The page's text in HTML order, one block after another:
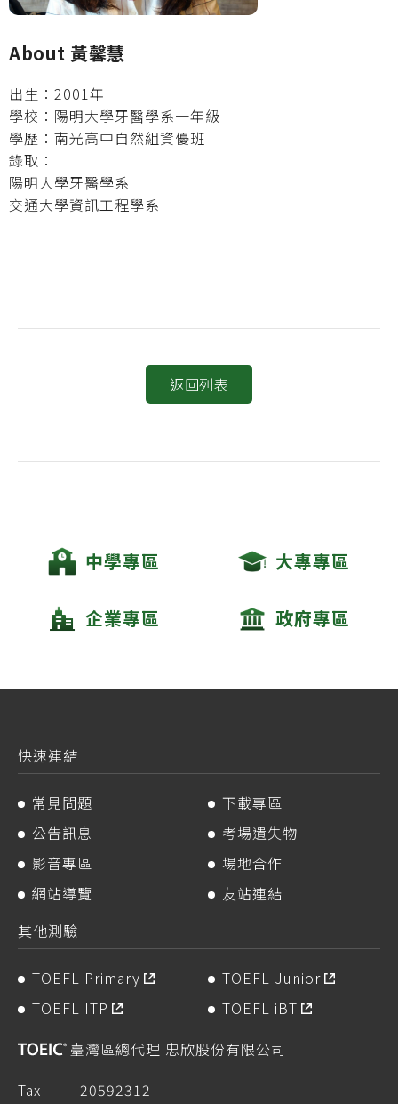
About 黃馨慧
出生：2001年
學校：陽明大學牙醫學系一年級
學歷：南光高中自然組資優班
錄取：
陽明大學牙醫學系
交通大學資訊工程學系
返回列表
中學專區 大專專區
企業專區 政府專區
快速連結
常見問題
下載專區
公告訊息
考場遺失物
影音專區
場地合作
網站導覽
友站連結
其他測驗
TOEFL Primary
TOEFL Junior
TOEFL ITP
TOEFL iBT
臺灣區總代理 忠欣股份有限公司
Tax
20592312